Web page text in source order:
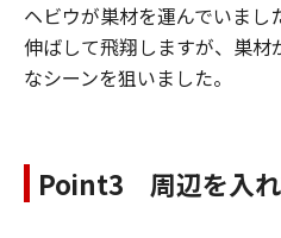
ヘビウが巣材を運んでいまし
伸ばして飛翔しますが、巣材
なシーンを狙いました。
Point3 周辺を入れ